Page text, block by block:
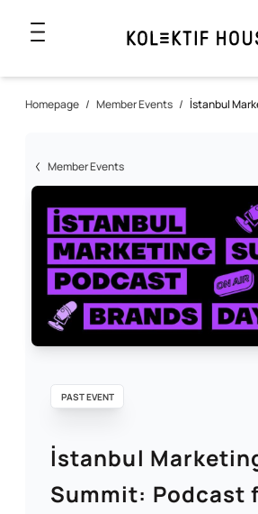
Homepage / Member Events / İstanbul
Member Events
PAST EVENT
İstanbul
Summit: Podcast